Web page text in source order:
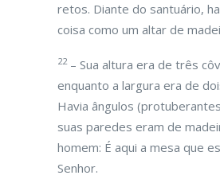
retos. Diante do santuário,
coisa como um altar de
22– Sua altura era de três
enquanto a largura era de
Havia ângulos
suas paredes eram de
homem: É aqui a mesa que
Senhor.